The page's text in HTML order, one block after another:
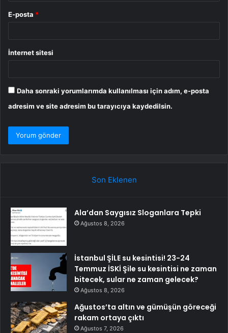
E-posta *
İnternet sitesi
Daha sonraki yorumlarımda kullanılması için adım, e-posta
adresim ve site adresim bu tarayıcıya kaydedilsin.
Son Eklenen
Ala’dan Saygısız Sloganlara Tepki
Ağustos 8, 2026
İstanbul ŞİLE su kesintisi! 23-24
Temmuz İSKİ Şile su kesintisi ne zaman
bitecek, sular ne zaman gelecek?
Ağustos 8, 2026
Ağustos’ta altın ve gümüşün göreceği
rakam ortaya çıktı
Ağustos 7, 2026